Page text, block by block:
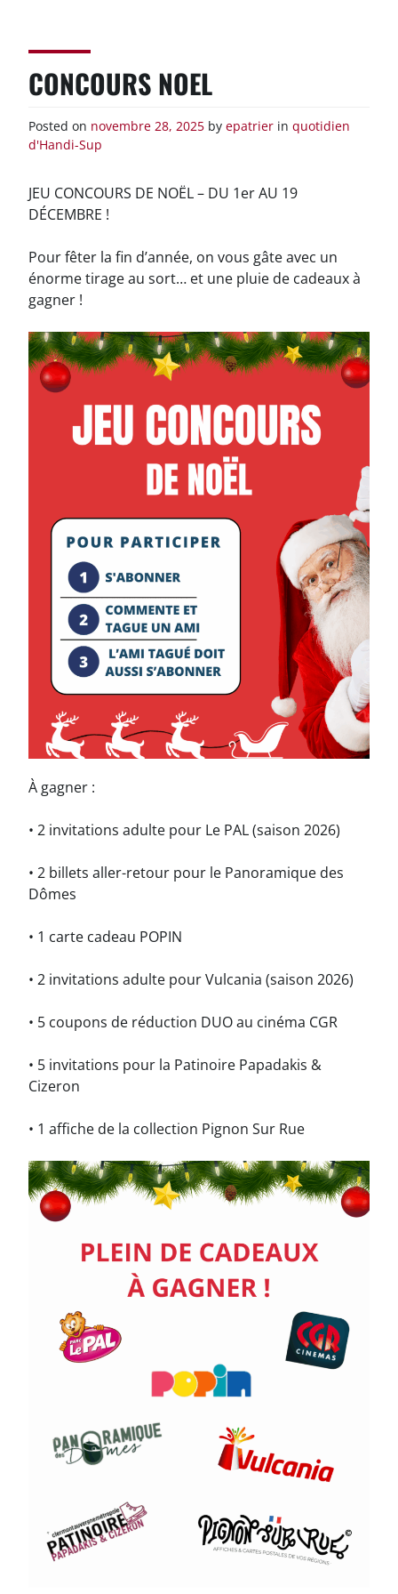
content
CONCOURS NOEL
Posted on novembre 28, 2025 by epatrier in quotidien
d'Handi-Sup
JEU CONCOURS DE NOËL – DU 1er AU 19
DÉCEMBRE !
Pour fêter la fin d’année, on vous gâte avec un
énorme tirage au sort… et une pluie de cadeaux à
gagner !
À gagner :
• 2 invitations adulte pour Le PAL (saison 2026)
• 2 billets aller-retour pour le Panoramique des
Dômes
• 1 carte cadeau POPIN
• 2 invitations adulte pour Vulcania (saison 2026)
• 5 coupons de réduction DUO au cinéma CGR
• 5 invitations pour la Patinoire Papadakis &
Cizeron
• 1 affiche de la collection Pignon Sur Rue